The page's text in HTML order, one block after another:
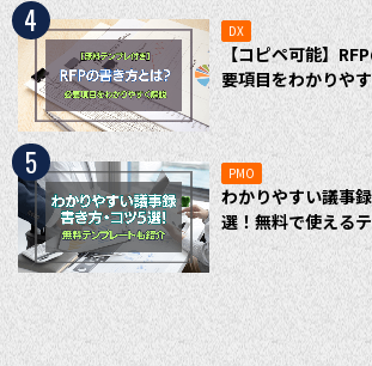
4 DX
【コピペ可能】
要項目をわかりや
5 PMO
わかりやすい議事
選！無料で使える